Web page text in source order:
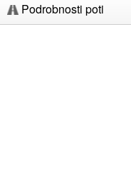
Podrobnosti poti